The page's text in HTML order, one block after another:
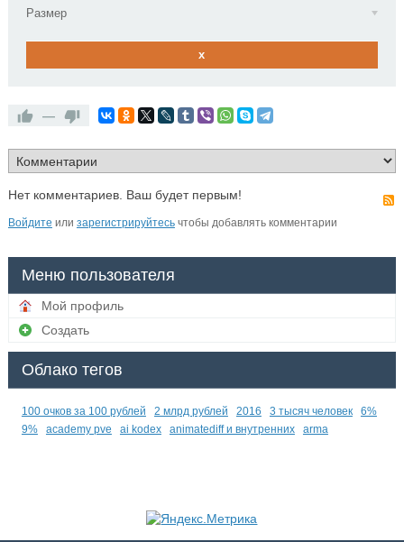
Размер
x
—
Нет комментариев. Ваш будет первым!
Войдите или зарегистрируйтесьчтобы добавлять комментарии
Меню пользователя
Мой профиль
Создать
Облако тегов
100 очков за 100 рублей 2 млрд рублей 2016 3 тысяч человек
6%
9%
academy pve ai kodex animatediff и внутренних arma